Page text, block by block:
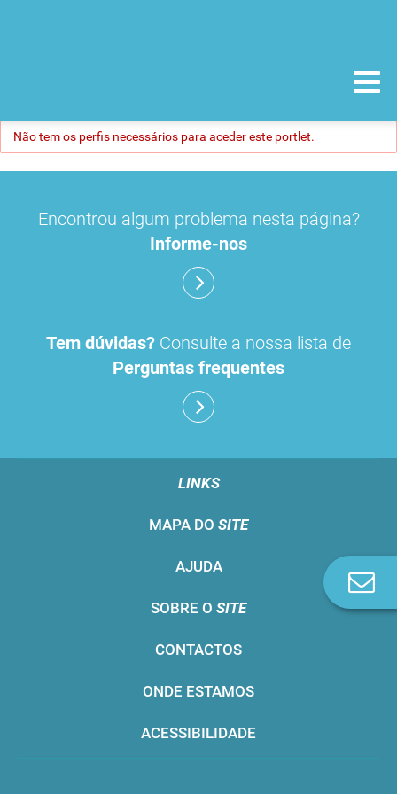
Não tem os perfis necessários para aceder este portlet.
Encontrou algum problema nesta página?
Informe-nos
Tem dúvidas? Consulte a nossa lista de
Perguntas frequentes
LINKS
MAPA DO SITE
AJUDA
SOBRE O SITE
CONTACTOS
ONDE ESTAMOS
ACESSIBILIDADE